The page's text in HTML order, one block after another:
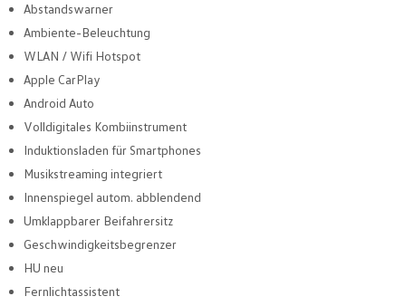
Abstandswarner
Ambiente-Beleuchtung
WLAN / Wifi Hotspot
Apple CarPlay
Android Auto
Volldigitales Kombiinstrument
Induktionsladen für Smartphones
Musikstreaming integriert
Innenspiegel autom. abblendend
Umklappbarer Beifahrersitz
Geschwindigkeitsbegrenzer
HU neu
Fernlichtassistent